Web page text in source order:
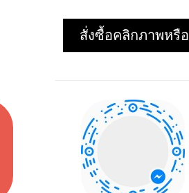
สั่งซื้อคลิกภาพหรื